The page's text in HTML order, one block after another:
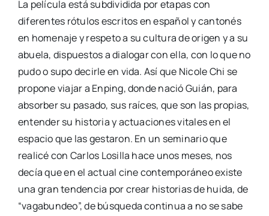
La película está subdividida por etapas con
diferentes rótulos escritos en español y cantonés
en homenaje y respeto a su cultura de origen y a su
abuela, dispuestos a dialogar con ella, con lo que no
pudo o supo decirle en vida. Así que Nicole Chi se
propone viajar a Enping, donde nació Guián, para
absorber su pasado, sus raíces, que son las propias,
entender su historia y actuaciones vitales en el
espacio que las gestaron. En un seminario que
realicé con Carlos Losilla hace unos meses, nos
decía que en el actual cine contemporáneo existe
una gran tendencia por crear historias de huida, de
“vagabundeo”, de búsqueda continua a no se sabe